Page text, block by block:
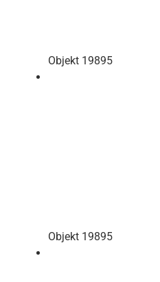
Objekt 19895
Objekt 19895